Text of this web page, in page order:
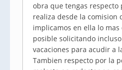
obra que tengas respecto
realiza desde la comision
implicamos en ella lo
posible solicitando
vacaciones para acudir a
Tambien respecto por la